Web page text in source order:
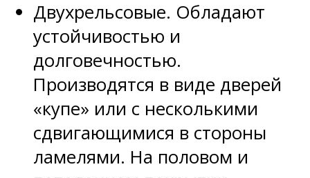
Двухрельсовые. Обладают
устойчивостью и
долговечностью.
Производятся в виде дверей
«купе» или с несколькими
сдвигающимися в стороны
ламелями. На половом и